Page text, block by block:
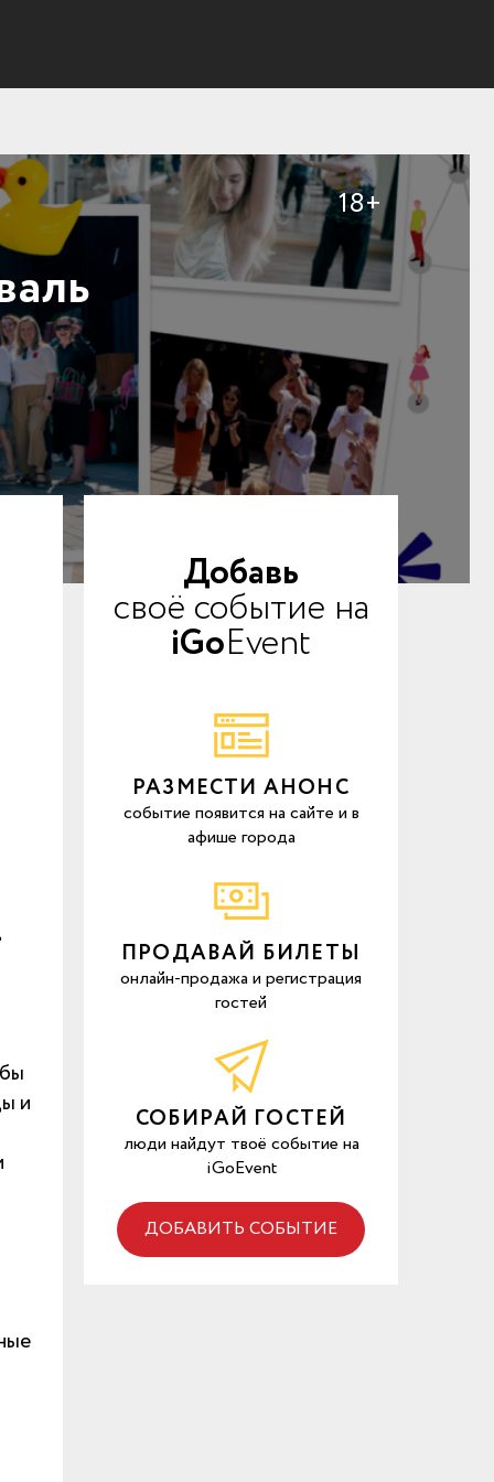
18+
и
Добавь
своё событие на
iGoEvent
РАЗМЕСТИ АНОНС
событие появится на сайте и в
афише города
ПРОДАВАЙ БИЛЕТЫ
онлайн-продажа и регистрация
гостей
СОБИРАЙ ГОСТЕЙ
люди найдут твоё событие на
iGoEvent
ДОБАВИТЬ СОБЫТИЕ